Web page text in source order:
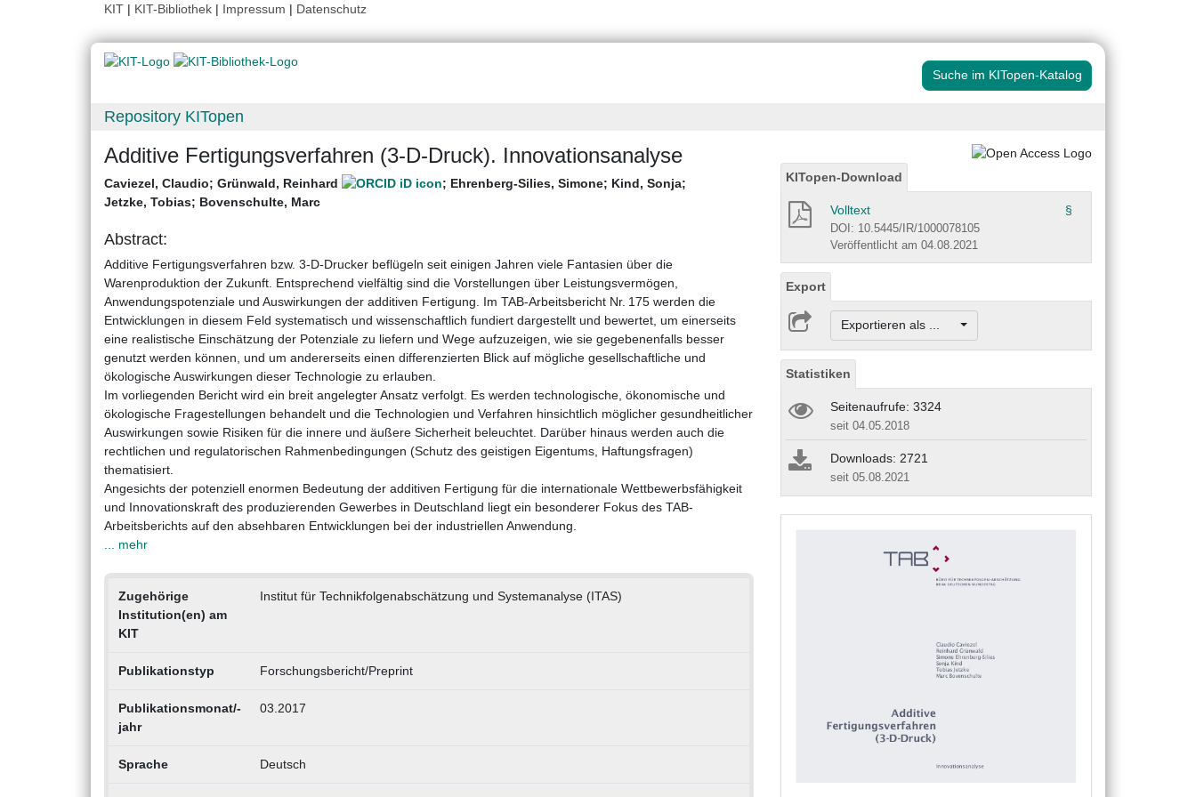
KIT | KIT-Bibliothek | Impressum | Datenschutz
Suche im KITopen-Katalog
Repository KITopen
Additive Fertigungsverfahren (3-D-Druck). Innovationsanalyse
Caviezel, Claudio; Grünwald, Reinhard ; Ehrenberg-Silies, Simone; Kind, Sonja;
Jetzke, Tobias; Bovenschulte, Marc
Abstract:
Additive Fertigungsverfahren bzw. 3-D-Drucker beflügeln seit einigen Jahren viele Fantasien über die
Warenproduk­tion der Zukunft. Entsprechend vielfältig sind die Vorstellungen über Leistungsvermögen,
Anwendungspotenziale und Auswirkungen der additiven Fertigung. Im TAB-Arbeitsbericht Nr. 175 werden die
Entwicklungen in diesem Feld sys­tematisch und wissenschaftlich fundiert dargestellt und bewertet, um einerseits
eine realistische Einschätzung der Potenziale zu liefern und Wege aufzuzeigen, wie sie gegebenenfalls besser
genutzt werden können, und um andererseits einen differenzierten Blick auf mögliche gesellschaftliche und
ökologische Auswirkungen dieser Technologie zu erlauben.
Im vorliegenden Bericht wird ein breit angelegter Ansatz verfolgt. Es werden technologische, ökonomische und
ökologische Fragestellungen behandelt und die Technologien und Verfahren hinsichtlich möglicher gesundheitlicher
Auswirkungen sowie Risiken für die innere und äußere Sicherheit beleuchtet. Darüber hinaus werden auch die
rechtlichen und regulatorischen Rahmenbedingungen (Schutz des geistigen Eigentums, Haftungsfragen)
thematisiert.
Angesichts der potenziell enormen Bedeutung der additiven Fertigung für die internationale Wettbewerbsfähigkeit
und Innovationskraft des produzierenden Gewerbes in Deutschland liegt ein besonderer Fokus des TAB-
Arbeitsberichts auf den absehbaren Entwicklungen bei der industriellen Anwendung.
... mehr
Zugehörige
Institution(en) am
KIT
Institut für Technikfolgenabschätzung und Systemanalyse (ITAS)
Publikationstyp Forschungsbericht/Preprint
Publikationsmonat/-
jahr
03.2017
Sprache Deutsch
KITopen-Download
Volltext §
DOI: 10.5445/IR/1000078105
Veröffentlicht am 04.08.2021
Export
Exportieren als ...
Statistiken
Seitenaufrufe: 3324
seit 04.05.2018
Downloads: 2721
seit 05.08.2021